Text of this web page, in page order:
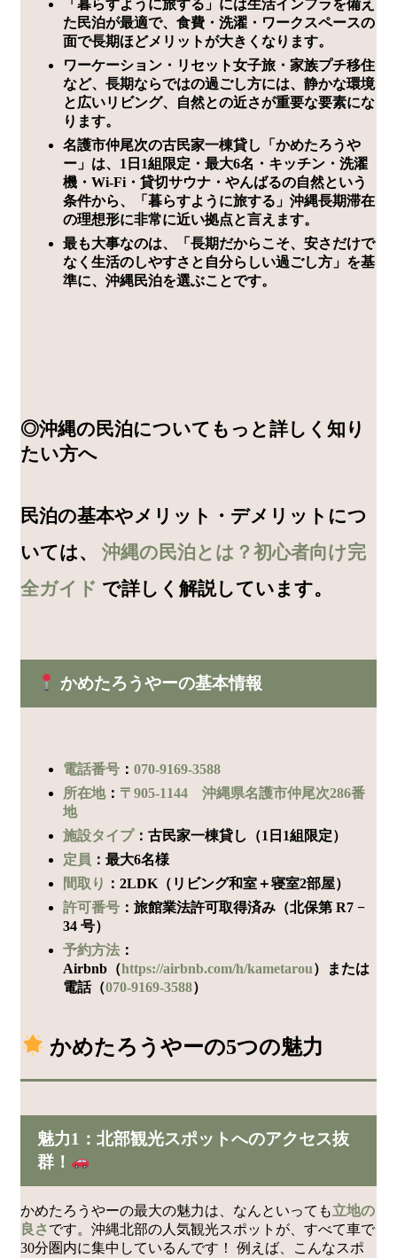
「暮らすように旅する」には生活インフラを備え
た民泊が最適で、食費・洗濯・ワークスペースの
面で長期ほどメリットが大きくなります。
ワーケーション・リセット女子旅・家族プチ移住
など、長期ならではの過ごし方には、静かな環境
と広いリビング、自然との近さが重要な要素にな
ります。
名護市仲尾次の古民家一棟貸し「かめたろうや
ー」は、1日1組限定・最大6名・キッチン・洗濯
機・Wi-Fi・貸切サウナ・やんばるの自然という
条件から、「暮らすように旅する」沖縄長期滞在
の理想形に非常に近い拠点と言えます。
最も大事なのは、「長期だからこそ、安さだけで
なく生活のしやすさと自分らしい過ごし方」を基
準に、沖縄民泊を選ぶことです。
◎沖縄の民泊についてもっと詳しく知り
たい方へ
民泊の基本やメリット・デメリットにつ
いては、 沖縄の民泊とは？初心者向け完
全ガイド で詳しく解説しています。
かめたろうやーの基本情報
電話番号 ： 070-9169-3588
所在地： 〒905-1144 沖縄県名護市仲尾次286番
地
施設タイプ：古民家一棟貸し（1日1組限定）
定員 ：最大6名様
間取り ：2LDK（リビング和室＋寝室2部屋）
許可番号 ：旅館業法許可取得済み（北保第 R7 −
34 号）
予約方法 ：
Airbnb（https://airbnb.com/h/kametarou）または
電話（070-9169-3588）
かめたろうやーの5つの魅力
魅力1：北部観光スポットへのアクセス抜
群！
かめたろうやーの最大の魅力は、なんといっても立地の
良さです。沖縄北部の人気観光スポットが、すべて車で
30分圏内に集中しているんです！ 例えば、こんなスポ